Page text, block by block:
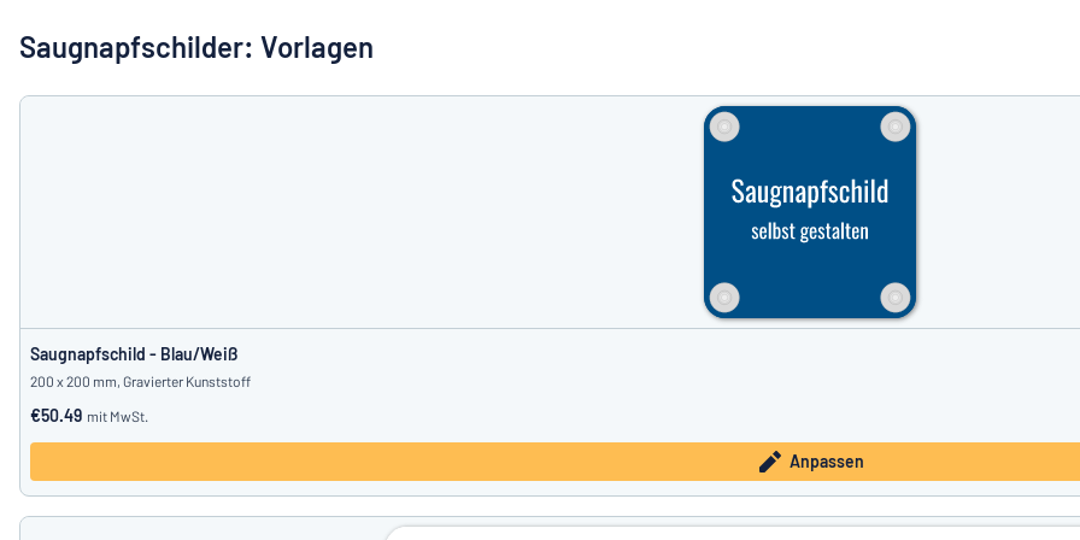
Schild hier entwerfen
Saugnapfschilder: Vorlagen
Saugnapfschild - Blau/Weiß
200 x 200 mm, Gravierter Kunststoff
€50.49 mit MwSt.
Anpassen